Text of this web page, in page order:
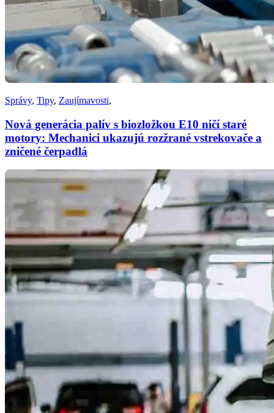
Správy, Tipy, Zaujímavosti,
Nová generácia palív s biozložkou E10 ničí staré
motory: Mechanici ukazujú rozžrané vstrekovače a
zničené čerpadlá